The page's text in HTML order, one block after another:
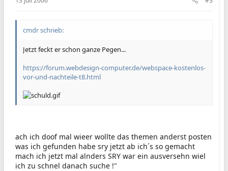
cmdr schrieb:
Jetzt feckt er schon ganze Pegen...
https://forum.webdesign-computer.de/webspace-kostenlos-
vor-und-nachteile-t8.html
ach ich doof mal wieer wollte das themen anderst posten
was ich gefunden habe sry jetzt ab ich´s so gemacht
mach ich jetzt mal alnders SRY war ein ausversehn wiel
ich zu schnel danach suche !"